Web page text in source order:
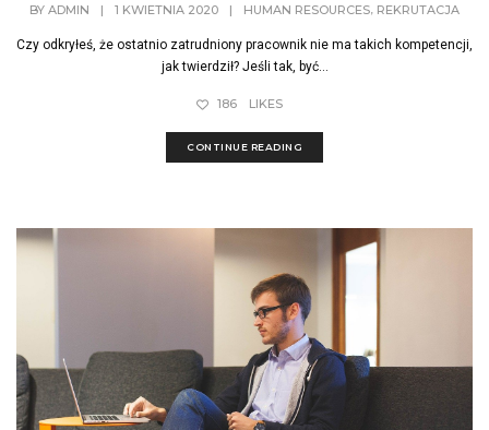
BY ADMIN | 1 KWIETNIA 2020 | HUMAN RESOURCES, REKRUTACJA
Czy odkryłeś, że ostatnio zatrudniony pracownik nie ma takich kompetencji,
jak twierdził? Jeśli tak, być...
186 LIKES
CONTINUE READING